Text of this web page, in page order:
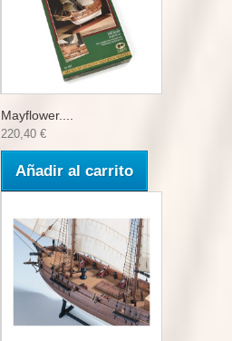
Mayflower....
220,40 €
Añadir al carrito